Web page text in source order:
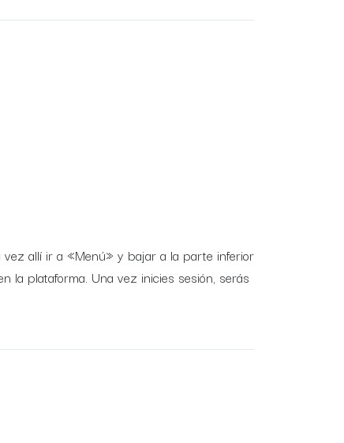
vez allí ir a «Menú» y bajar a la parte inferior
la plataforma. Una vez inicies sesión, serás